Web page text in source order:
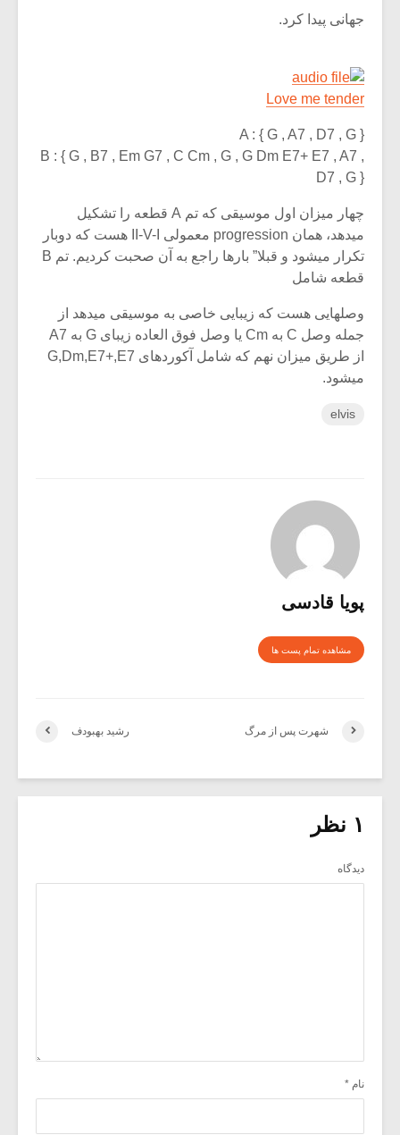
جهانی پیدا کرد.
Love me tender
A : { G , A7 , D7 , G }
B : { G , B7 , Em G7 , C Cm , G , G Dm E7+ E7 , A7 ,
D7 , G }
چهار میزان اول موسیقی که تم A قطعه را تشکیل
میدهد، همان progression معمولی II-V-I هست که دوبار
تکرار میشود و قبلا” بارها راجع به آن صحبت کردیم. تم B
قطعه شامل
وصلهایی هست که زیبایی خاصی به موسیقی میدهد از
جمله وصل C به Cm یا وصل فوق العاده زیبای G به A7
از طریق میزان نهم که شامل آکوردهای G,Dm,E7+,E7
میشود.
elvis
پویا قادسی
مشاهده تمام پست ها
رشید بهبودف شهرت پس از مرگ
۱ نظر
دیدگاه
نام *